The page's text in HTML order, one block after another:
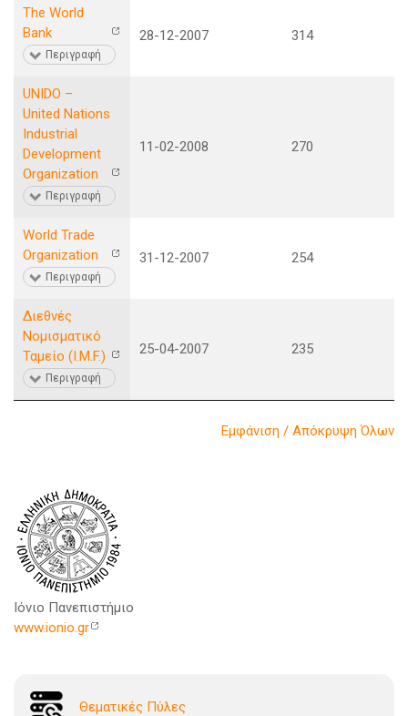
The World
Bank
Περιγραφή
28-12-2007 314
UNIDO –
United Nations
Industrial
Development
Organization
Περιγραφή
11-02-2008 270
World Trade
Organization
Περιγραφή
31-12-2007 254
Διεθνές
Νομισματικό
Ταμείο (I.M.F.)
Περιγραφή
25-04-2007 235
Εμφάνιση / Απόκρυψη Όλων
Ιόνιο Πανεπιστήμιο
www.ionio.gr
Θεματικές Πύλες